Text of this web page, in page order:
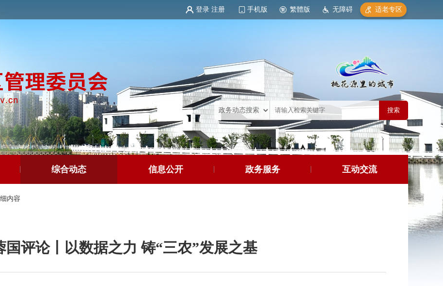
登录 注册 手机版 繁體版 无障碍 适老专区
综合动态 信息公开 政务服务 互动交流
内容
国评论丨以数据之力 铸“三农”发展之基